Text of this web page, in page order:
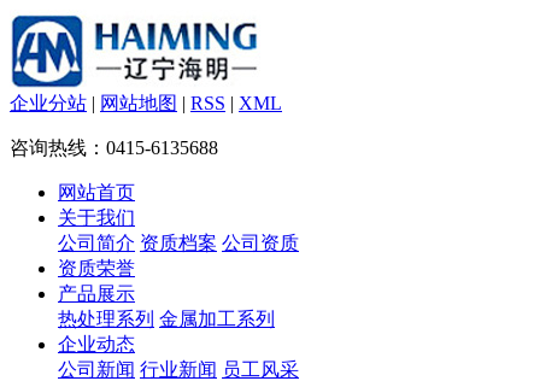
企业分站 | 网站地图 | RSS | XML
咨询热线：0415-6135688
网站首页
关于我们
公司简介 资质档案 公司资质
资质荣誉
产品展示
热处理系列 金属加工系列
企业动态
公司新闻 行业新闻 员工风采